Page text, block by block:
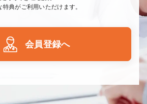
典がご利用いただけます。
会員登録へ